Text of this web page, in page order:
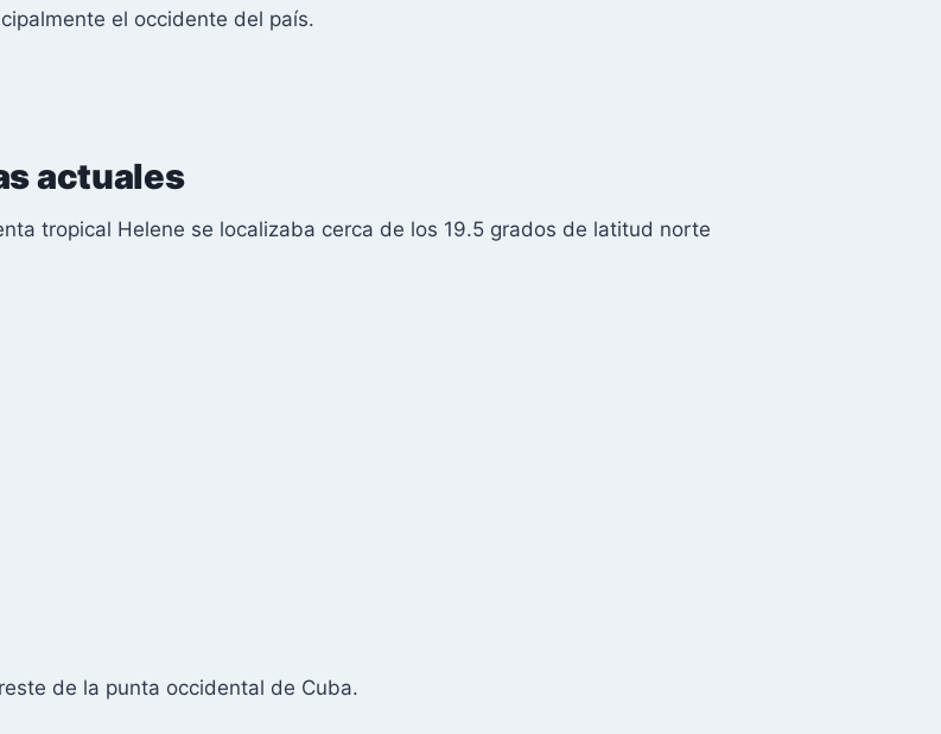
el occidente del país.
actuales
tropical Helene se localizaba cerca de los 19.5 grados de latitud norte
de la punta occidental de Cuba.